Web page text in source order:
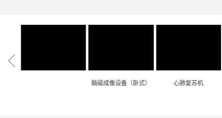
脑磁成像设备（卧式） 心肺复苏机